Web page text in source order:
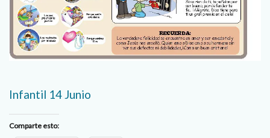
Infantil 14 Junio
Comparte esto: